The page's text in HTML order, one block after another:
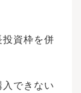
資枠を併
できない